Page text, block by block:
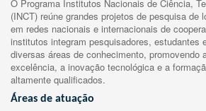
O Programa Institutos Nacionais de Ciência,
(INCT) reúne grandes projetos de pesquisa de
em redes nacionais e internacionais de
institutos integram pesquisadores, estudantes
diversas áreas de conhecimento, promovendo
excelência, a inovação tecnológica e a
altamente qualificados.
Áreas de atuação